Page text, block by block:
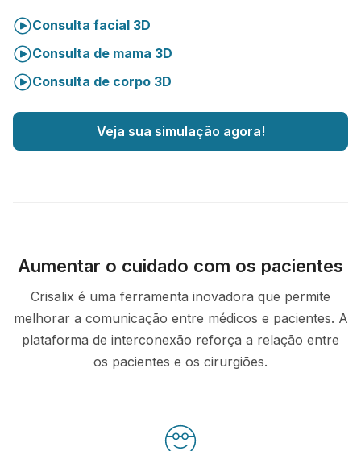
Consulta facial 3D
Consulta de mama 3D
Consulta de corpo 3D
Veja sua simulação agora!
Aumentar o cuidado com os pacientes
Crisalix é uma ferramenta inovadora que permite
melhorar a comunicação entre médicos e pacientes. A
plataforma de interconexão reforça a relação entre
os pacientes e os cirurgiões.